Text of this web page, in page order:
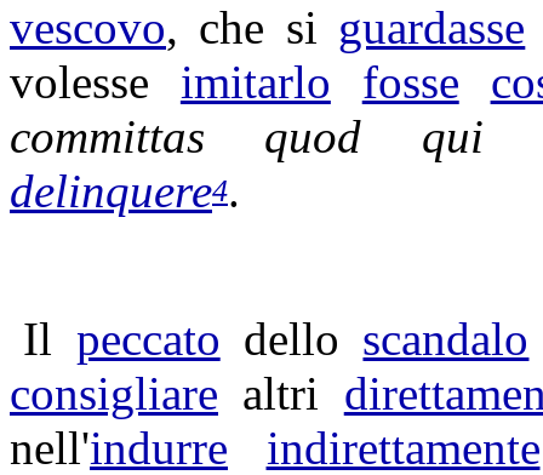
vescovo, che si guardasse
volesse imitarlo fosse
committas quod qui
delinquere4.
Il peccato dello scandalo
consigliare altri
nell'indurre indirettamente